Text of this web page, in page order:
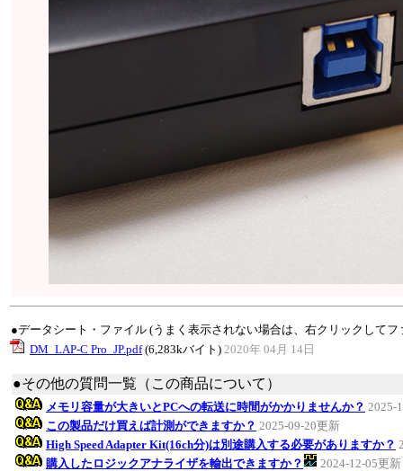
●データシート・ファイル (うまく表示されない場合は、右クリックして
DM_LAP-C Pro_JP.pdf(6,283kバイト) 2020年 04月 14日
●その他の質問一覧（この商品について）
メモリ容量が大きいとPCへの転送に時間がかかりませんか？ 2025-
この製品だけ買えば計測ができますか？ 2025-09-20更新
High Speed Adapter Kit(16ch分)は別途購入する必要がありますか？
購入したロジックアナライザを輸出できますか？
2024-12-05更新